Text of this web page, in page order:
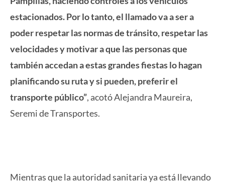
estacionados. Por lo tanto, el llamado va a ser a
poder respetar las normas de tránsito, respetar las
velocidades y motivar a que las personas que
también accedan a estas grandes fiestas lo hagan
planificando su ruta y si pueden, preferir el
transporte público”, acotó Alejandra Maureira,
Seremi de Transportes.
Mientras que la autoridad sanitaria ya está llevando